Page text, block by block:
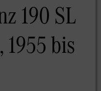
190 SL
1955 bis